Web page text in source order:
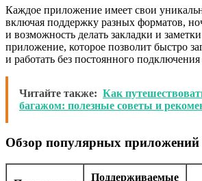
Каждое приложение имеет свои
включая поддержку разных форматов,
и возможность делать закладки и
приложение, которое позволит быстро
и работать без постоянного подключения
Читайте также: Как
багажом: полезные советы и
Обзор популярных приложений
Поддерживаемые